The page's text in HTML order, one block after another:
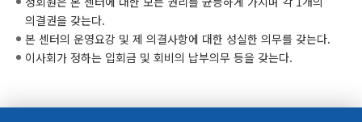
의결권을 갖는다.
본 센터의 운영요강 및 제 의결사항에 대한 성실한 의무를 갖는다.
이사회가 정하는 입회금 및 회비의 납부의무 등을 갖는다.